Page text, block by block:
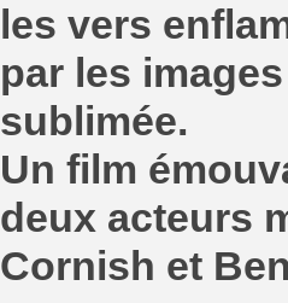
les vers
par les
sublimée.
Un film
deux acteurs
Cornish et